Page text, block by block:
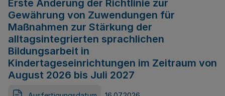
Erste Änderung der Richtlinie zur
Gewährung von Zuwendungen für
Maßnahmen zur Stärkung der
alltagsintegrierten sprachlichen
Bildungsarbeit in
Kindertageseinrichtungen im Zeitraum von
August 2026 bis Juli 2027